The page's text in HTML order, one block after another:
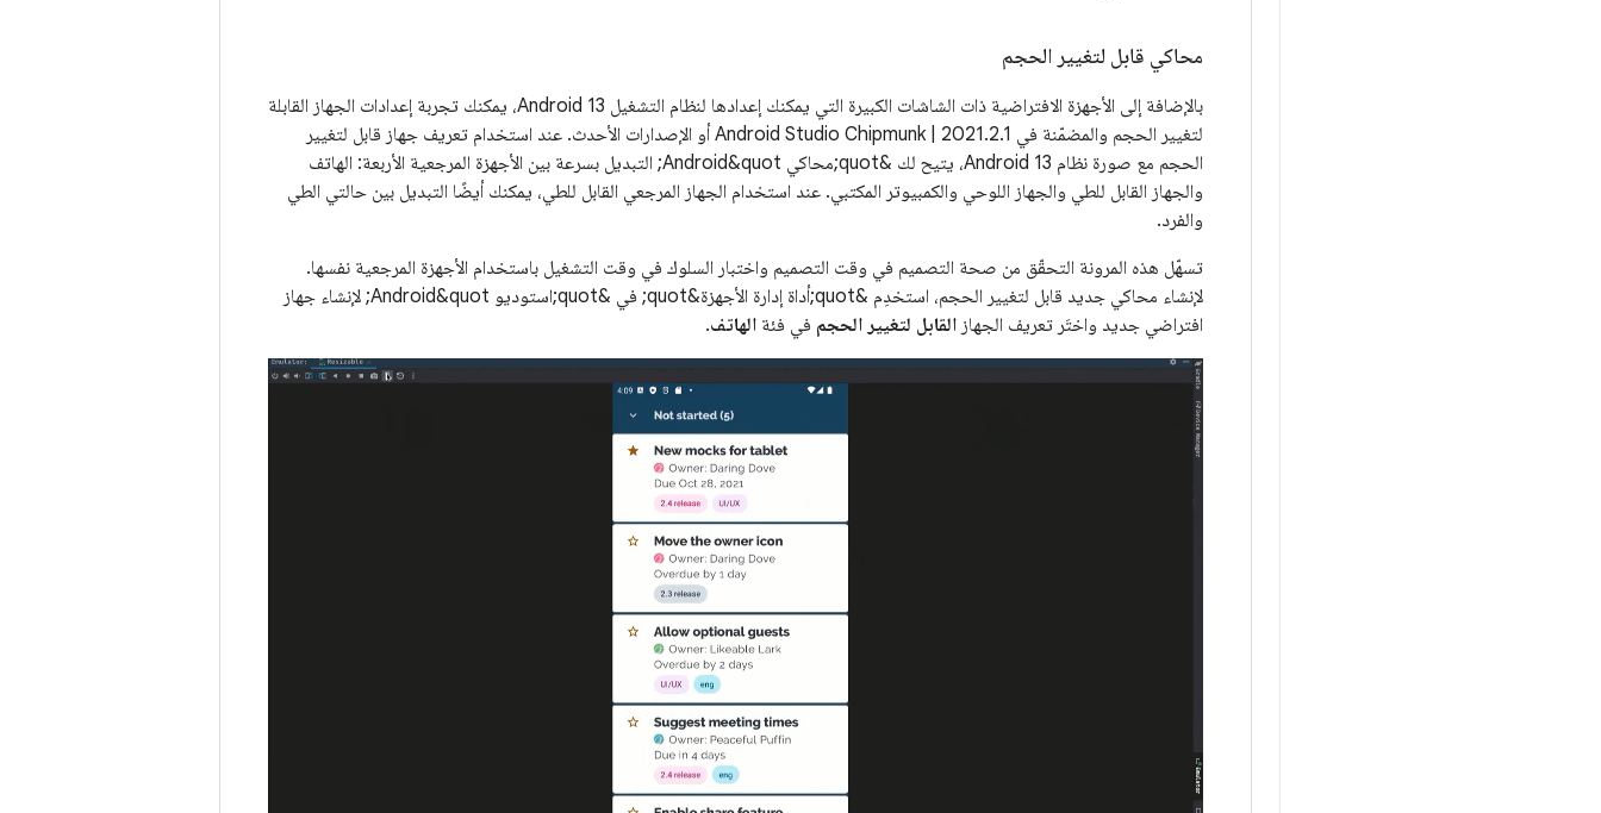
محاكي قابل لتغيير الحجم
بالإضافة إلى الأجهزة الافتراضية ذات الشاشات الكبيرة التي يمكنك إعدادها لنظام التشغيل Android 13، يمكنك تجربة إعدادات الجهاز القابلة
لتغيير الحجم والمضمّنة في Android Studio Chipmunk | 2021.2.1 أو الإصدارات الأحدث. عند استخدام تعريف جهاز قابل لتغيير
الحجم مع صورة نظام Android 13، يتيح لك &quot;محاكي Android&quot; التبديل بسرعة بين الأجهزة المرجعية الأربعة: الهاتف
والجهاز القابل للطي والجهاز اللوحي والكمبيوتر المكتبي. عند استخدام الجهاز المرجعي القابل للطي، يمكنك أيضًا التبديل بين حالتي الطي
والفرد.
تسهّل هذه المرونة التحقّق من صحة التصميم في وقت التصميم واختبار السلوك في وقت التشغيل باستخدام الأجهزة المرجعية نفسها.
لإنشاء محاكي جديد قابل لتغيير الحجم، استخدِم &quot;أداة إدارة الأجهزة&quot; في &quot;استوديو Android&quot; لإنشاء جهاز
افتراضي جديد واختَر تعريف الجهاز القابل لتغيير الحجم في فئة الهاتف.